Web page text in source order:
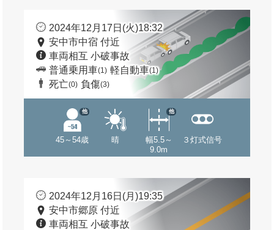
2024年12月17日(火)18:32
安中市中宿 付近
車両相互 小破事故
普通乗用車(1) 軽自動車(1)
死亡(0) 負傷(3)
45～54歳
他
晴
幅5.5～
9.0m
他
３灯式信号
2024年12月16日(月)19:35
安中市郷原 付近
車両相互 小破事故